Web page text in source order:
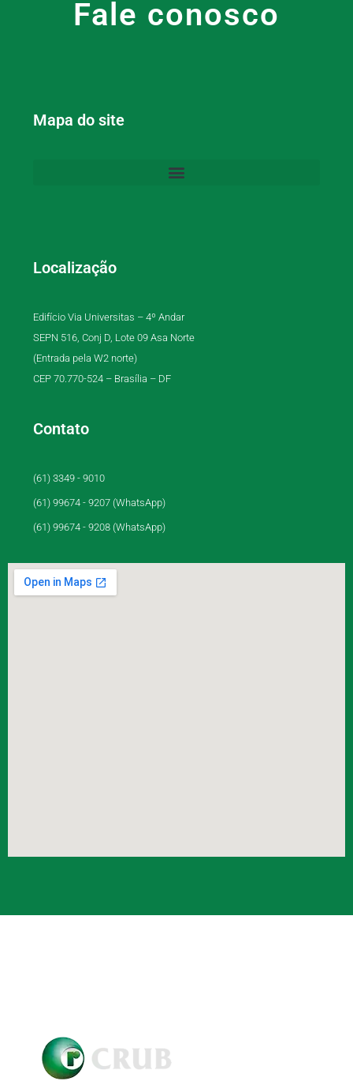
Fale conosco
Mapa do site
Localização
Edifício Via Universitas – 4º Andar
SEPN 516, Conj D, Lote 09 Asa Norte
(Entrada pela W2 norte)
CEP 70.770-524 – Brasília – DF
Contato
(61) 3349 - 9010
(61) 99674 - 9207 (WhatsApp)
(61) 99674 - 9208 (WhatsApp)